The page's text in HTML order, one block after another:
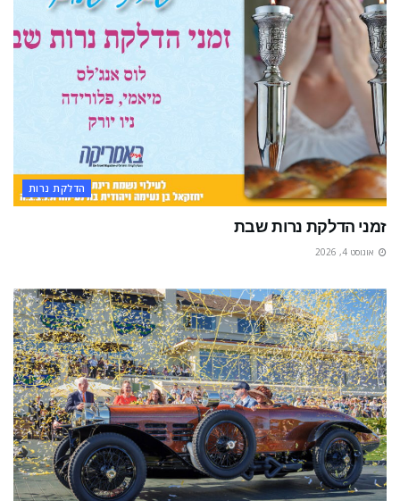
הדלקת נרות
זמני הדלקת נרות שבת
אוגוסט 4, 2026